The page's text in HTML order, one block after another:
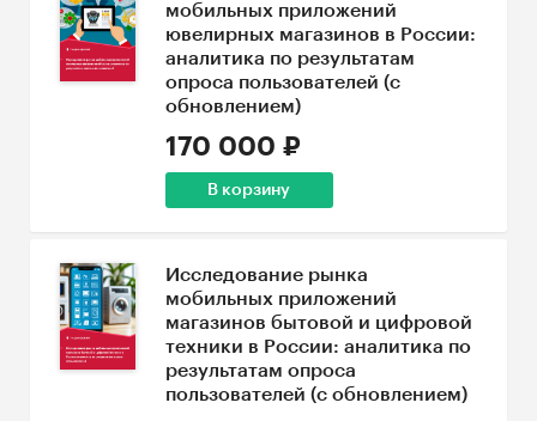
мобильных приложений
ювелирных магазинов в России:
аналитика по результатам
опроса пользователей (с
обновлением)
170 000 ₽
В корзину
Исследование рынка
мобильных приложений
магазинов бытовой и цифровой
техники в России: аналитика по
результатам опроса
пользователей (с обновлением)